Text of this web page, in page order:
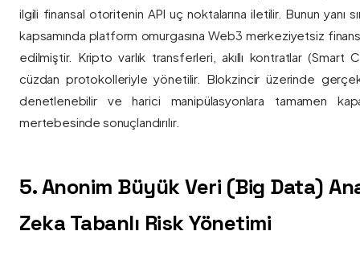
ilgili finansal otoritenin API uç noktalarına iletilir. Bunun yanı
kapsamında platform omurgasına Web3 merkeziyetsiz
edilmiştir. Kripto varlık transferleri, akıllı kontratlar (Smart
cüzdan protokolleriyle yönetilir. Blokzincir üzerinde
denetlenebilir ve harici manipülasyonlara tamamen
mertebesinde sonuçlandırılır.
5. Anonim Büyük Veri (Big Data)
Zeka Tabanlı Risk Yönetimi